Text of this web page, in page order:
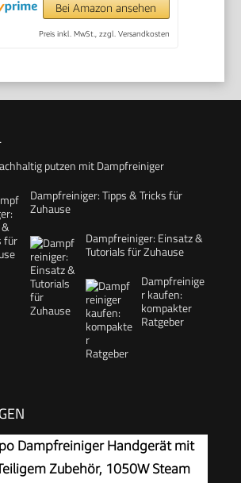
Bei Amazon ansehen
Preis inkl. MwSt., zzgl. Versandkosten
putzen mit Dampfreiniger
Dampfreiniger: Tipps & Tricks für
Zuhause
Dampfreiniger: Einsatz &
Tutorials für Zuhause
Dampfreinige
r kaufen:
kompakter
Ratgeber
Dampfreiniger Handgerät mit
Zubehör, 1050W Steam